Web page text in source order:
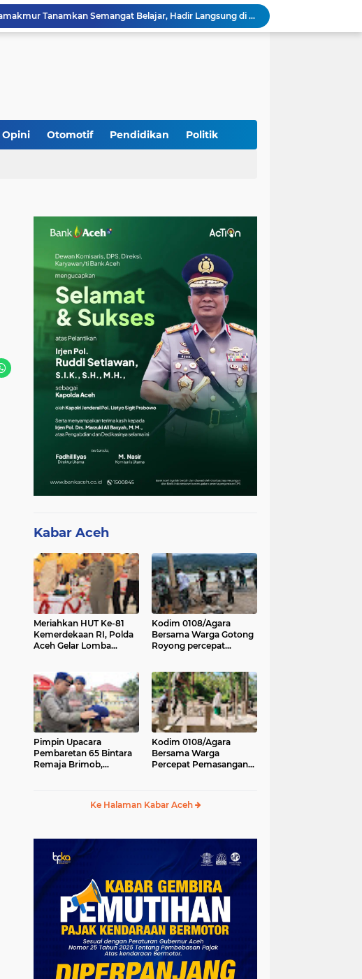
Jaga Stabilitas Wilayah, Koramil Montasik Intensifkan Patroli Keamanan di Desa Binaan
Pimpin Upacara Pembaretan 65 Bintara Remaja Brimob, Kapolda Aceh: Baret Adalah Simbol Kehormatan
Kodim 0108/Agara Bersama Warga Gotong Royong percepat pembangunan Jembatan Gantung di Desa Gulo Aceh Tenggara
Opini Otomotif Pendidikan Politik
Kabar Aceh
Meriahkan HUT Ke-81
Kemerdekaan RI, Polda
Aceh Gelar Lomba
Kodim 0108/Agara
Bersama Warga Gotong
Royong percepat
Desa Gulo Aceh
Tenggara
Pimpin Upacara
Pembaretan 65 Bintara
Remaja Brimob,
Kodim 0108/Agara
Bersama Warga
Percepat Pemasangan
Ke Halaman Kabar Aceh